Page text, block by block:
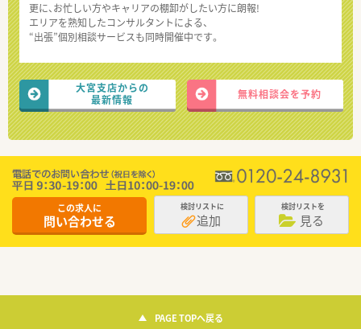
更に、お忙しい方やキャリアの棚卸がしたい方に朗報!
エリアを熟知したコンサルタントによる、
“出張”個別相談サービスも同時開催中です。
大宮支店からの
最新情報
無料相談会を予約
この求人に
問い合わせる
検討リストに
追加
検討リストを
見る
PAGE TOPへ戻る